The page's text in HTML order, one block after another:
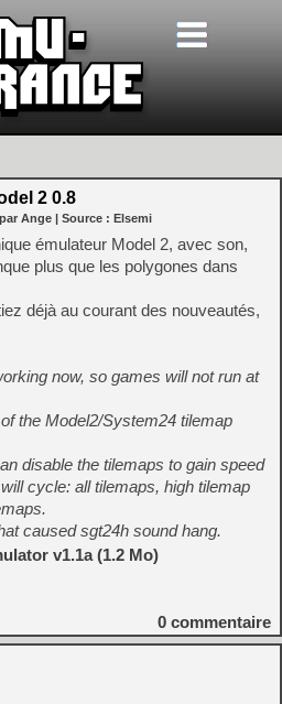
2 0.8
par Ange | Source : Elsemi
émulateur Model 2, avec son,
plus que les polygones dans
déjà au courant des nouveautés,
now, so games will not run at
the Model2/System24 tilemap
disable the tilemaps to gain speed
cycle: all tilemaps, high tilemap
caused sgt24h sound hang.
v1.1a (1.2 Mo)
0 commentaire